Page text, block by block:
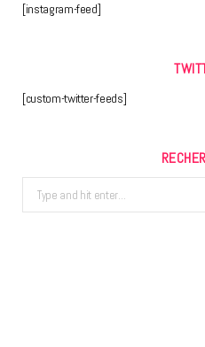
[instagram-feed]
[custom-twitter-feeds]
Search
for: